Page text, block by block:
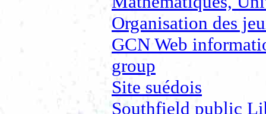
Organisation des
GCN Web
group
Site suédois
Southfield public